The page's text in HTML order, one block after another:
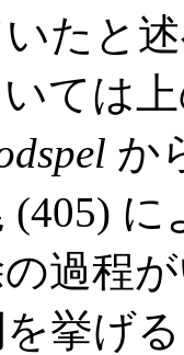
たと
ては
か
過程
挙げ